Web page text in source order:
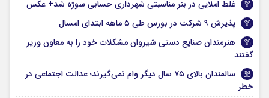
غلط املایی در بنر مناسبتی شهرداری حسابی سوژه شد+ عکس
پذیرش ۹ شرکت در بورس طی ۵ ماهه ابتدای امسال
هنرمندان صنایع دستی شیروان مشکلات خود را به معاون وزیر
گفتند
سالمندان بالای ۷۵ سال دیگر وام نمی‌گیرند؛ عدالت اجتماعی در
خطر